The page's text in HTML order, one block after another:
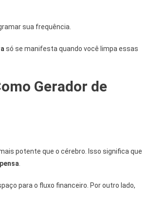
sua frequência.
só se manifesta quando você limpa essas
Gerador de
potente que o cérebro. Isso significa que
pensa.
para o fluxo financeiro. Por outro lado,